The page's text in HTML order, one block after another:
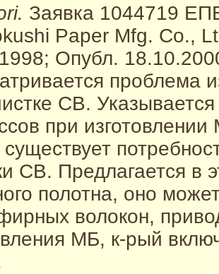
Заявка 1044719
Paper Mfg. Co.,
Опубл.
проблема
СВ.
при
СВ. Предлагается в
полотна, оно
волокон,
МБ, к-рый